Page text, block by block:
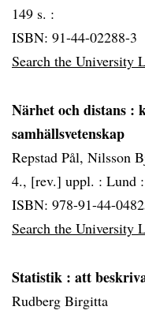
149 s. :
ISBN: 91-44-02288-3
Search the University
Närhet och distans :
samhällsvetenskap
Repstad Pål, Nilsson
4., [rev.] uppl. : Lund :
ISBN: 978-91-44-
Search the University
Statistik : att
Rudberg Birgitta